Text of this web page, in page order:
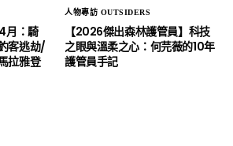
月：騎
客逃劫/
拉雅登
人物專訪 OUTSIDERS
【2026傑出森林護管員】科技
之眼與溫柔之心：何芫薇的10年
護管員手記